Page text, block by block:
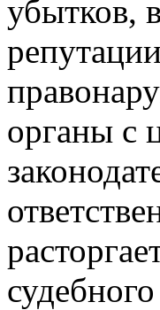
убытков,
органы с